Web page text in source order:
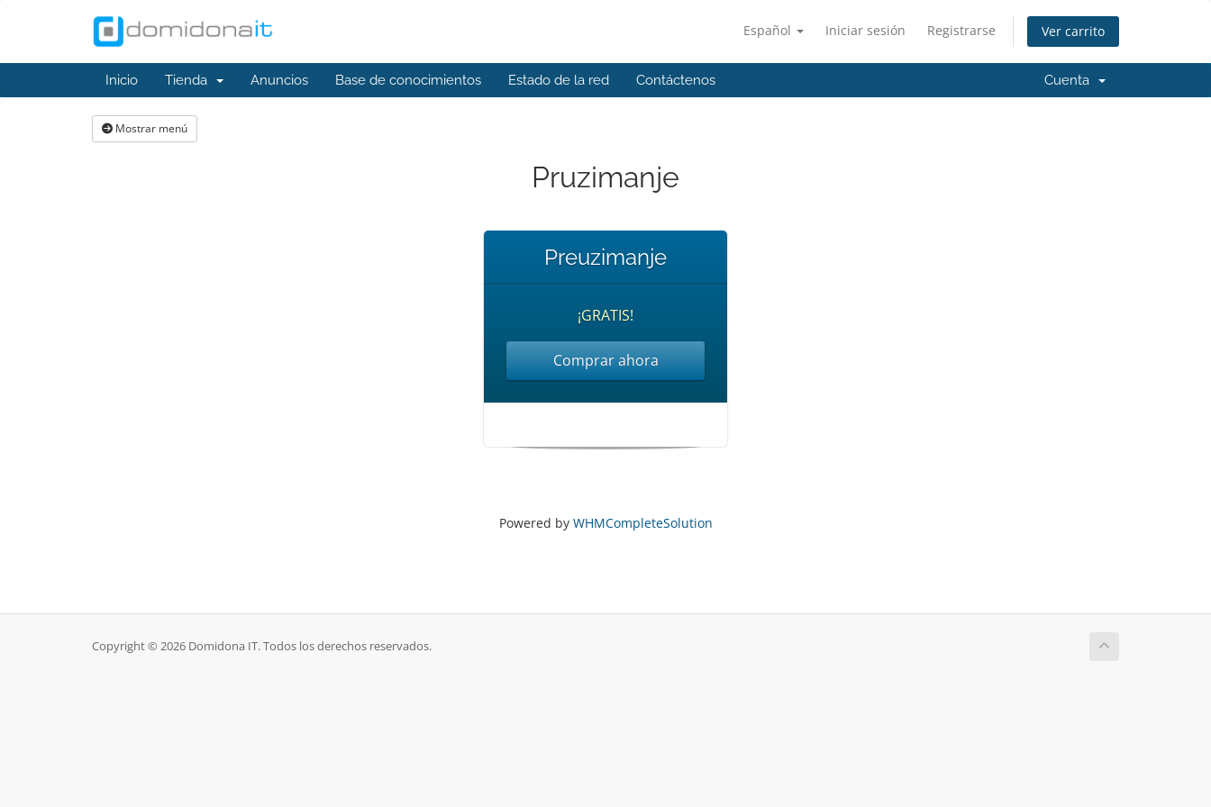
Español Iniciar sesión Registrarse Ver carrito
Inicio Tienda Anuncios Base de conocimientos Estado de la red Contáctenos Cuenta
Mostrar menú
Pruzimanje
Preuzimanje
¡GRATIS!
Comprar ahora
Powered by WHMCompleteSolution
Copyright © 2026 Domidona IT. Todos los derechos reservados.